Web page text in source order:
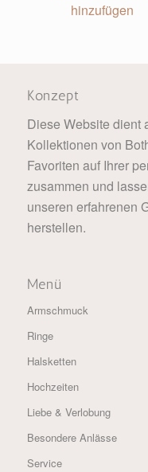
hinzufügen
Konzept
Diese Website dient
Kollektionen von
Favoriten auf Ihrer
zusammen und
unseren erfahrenen
herstellen.
Menü
Armschmuck
Ringe
Halsketten
Hochzeiten
Liebe & Verlobung
Besondere Anlässe
Service